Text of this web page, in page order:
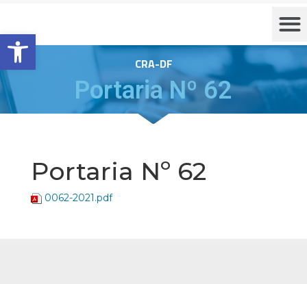
Barra de Ferramentas Aberta
CRA-DF
Portaria Nº 62
Portaria Nº 62
0062-2021.pdf